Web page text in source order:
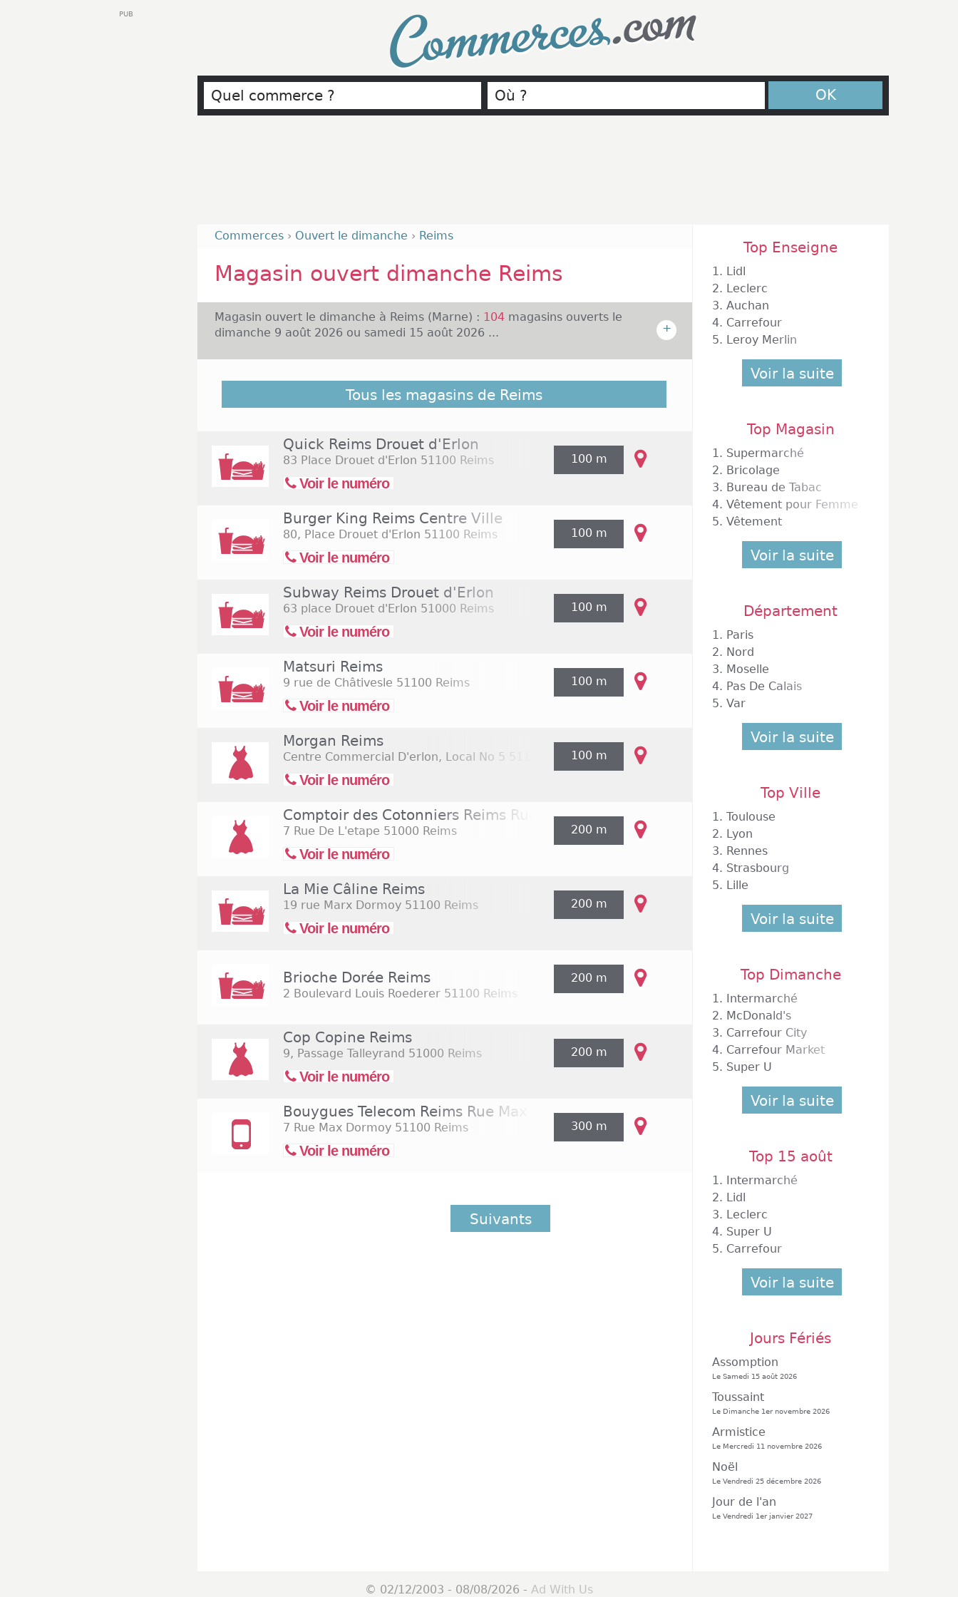
Commerces.com
OK
Commerces › Ouvert le dimanche › Reims
Magasin ouvert dimanche Reims
Magasin ouvert le dimanche à Reims (Marne) : 104 magasins ouverts le
dimanche 9 août 2026 ou samedi 15 août 2026 ...
+
Plus de 180 000 personnes vivent à Reims dans la Marne. Le Centre Commercial
Espace d'Erlon, situé au centre ville regroupe 30 boutiques comme Sergent
sont présentes dans le centre ville comme les Galeries Lafayette et Maisons du
Monde. Ces magasins restent ouverts du lundi au samedi de 10h à19h. Pour les
enseignes alimentaires, le supermarché Carrefour Market est ouvert du lundi au
samedi de 8h30 à 20h et les dimanches de 9h à 12h.
Tous les magasins de Reims
Quick Reims Drouet d'Erlon
83 Place Drouet d'Erlon 51100 Reims
Voir le numéro
100 m
Burger King Reims Centre Ville
80, Place Drouet d'Erlon 51100 Reims
Voir le numéro
100 m
Subway Reims Drouet d'Erlon
63 place Drouet d'Erlon 51000 Reims
Voir le numéro
100 m
Matsuri Reims
9 rue de Châtivesle 51100 Reims
Voir le numéro
100 m
Morgan Reims
Centre Commercial D'erlon, Local No 5 51100 Reims
Voir le numéro
100 m
Comptoir des Cotonniers Reims Rue de l'Etape
7 Rue De L'etape 51000 Reims
Voir le numéro
200 m
La Mie Câline Reims
19 rue Marx Dormoy 51100 Reims
Voir le numéro
200 m
Brioche Dorée Reims
2 Boulevard Louis Roederer 51100 Reims
200 m
Cop Copine Reims
9, Passage Talleyrand 51000 Reims
Voir le numéro
200 m
Bouygues Telecom Reims Rue Max Dormoy
7 Rue Max Dormoy 51100 Reims
Voir le numéro
300 m
Suivants
Top Enseigne
1. Lidl
2. Leclerc
3. Auchan
4. Carrefour
5. Leroy Merlin
Voir la suite
Top Magasin
1. Supermarché
2. Bricolage
3. Bureau de Tabac
4. Vêtement pour Femme
5. Vêtement
Voir la suite
Département
1. Paris
2. Nord
3. Moselle
4. Pas De Calais
5. Var
Voir la suite
Top Ville
1. Toulouse
2. Lyon
3. Rennes
4. Strasbourg
5. Lille
Voir la suite
Top Dimanche
1. Intermarché
2. McDonald's
3. Carrefour City
4. Carrefour Market
5. Super U
Voir la suite
Top 15 août
1. Intermarché
2. Lidl
3. Leclerc
4. Super U
5. Carrefour
Voir la suite
Jours Fériés
Assomption
Le Samedi 15 août 2026
Toussaint
Le Dimanche 1er novembre 2026
Armistice
Le Mercredi 11 novembre 2026
Noël
Le Vendredi 25 décembre 2026
Jour de l'an
Le Vendredi 1er janvier 2027
PUB
© 02/12/2003 - 08/08/2026 - Ad With Us